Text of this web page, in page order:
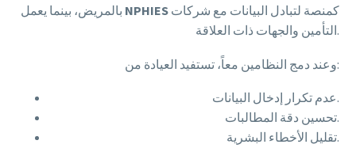
NPHIES
التأمين والجهات ذات العلاقة.
وعند دمج النظامين معاً، تستفيد العيادة من:
عدم تكرار إدخال البيانات.
تحسين دقة المطالبات.
تقليل الأخطاء البشرية.